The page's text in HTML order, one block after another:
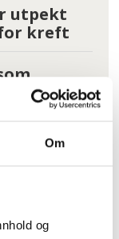
Om
og
utpekt
kreft